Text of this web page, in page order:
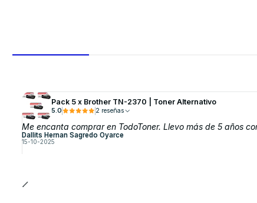
Pack 5 x Brother TN-2370 | Toner Alternativo
5.0 2 reseñas
Me encanta comprar en TodoToner. Llevo más de 5 años
Dallits Hernan Sagredo Oyarce
15-10-2025